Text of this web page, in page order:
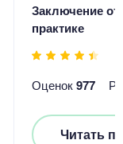
Заключение
практике
Оценок977
Читать